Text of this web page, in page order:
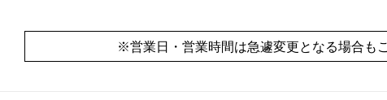
※営業日・営業時間は急遽変更となる場合も